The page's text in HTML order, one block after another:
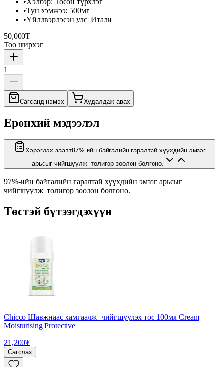
•Тун хэмжээ: 500мг
•Үйлдвэрлэсэн улс: Итали
50,000₮
Тоо ширхэг
1
Сагсанд нэмэх Худалдаж авах
Ерөнхий мэдээлэл
Хэрэглэх заалт97%-ийн байгалийн гаралтай хүүхдийн эмзэг
арьсыг чийгшүүлж, толигор зөөлөн болгоно.
97%-ийн байгалийн гаралтай хүүхдийн эмзэг арьсыг
чийгшүүлж, толигор зөөлөн болгоно.
Төстэй бүтээгдэхүүн
Chicco Шавжнаас хамгаалж+чийгшүүлэх тос 100мл Cream
Moisturising Protective
21,200₮
Сагслах